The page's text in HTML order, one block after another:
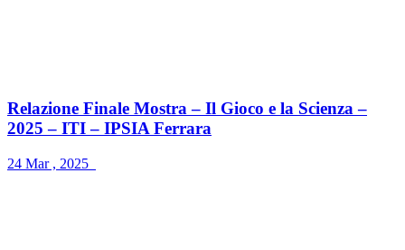
Relazione Finale Mostra – Il Gioco e la Scienza –
2025 – ITI – IPSIA Ferrara
24 Mar , 2025